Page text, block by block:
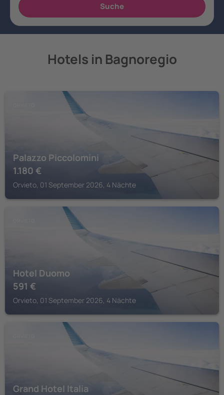
Hotels in Bagnoregio
Palazzo Piccolomini
1.180 €
Orvieto, 01 September 2026, 4 Nächte
Hotel Duomo
591 €
Orvieto, 01 September 2026, 4 Nächte
Grand Hotel Italia